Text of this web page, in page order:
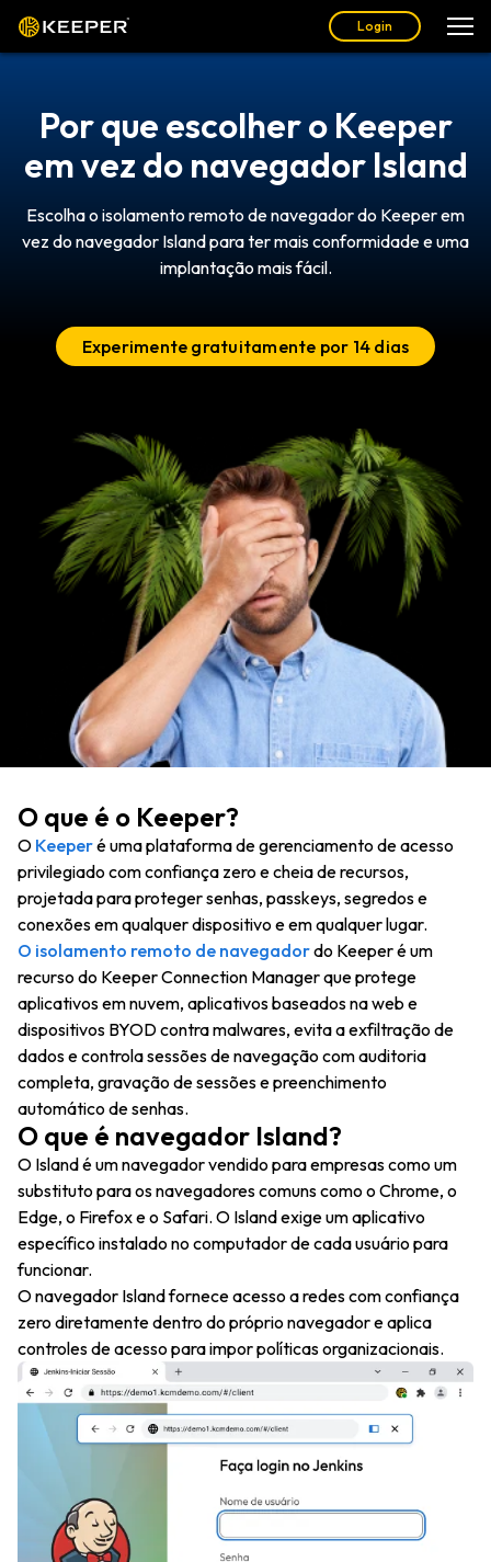
Login
Por que escolher o Keeper
em vez do navegador Island
Escolha o isolamento remoto de navegador do Keeper em
vez do navegador Island para ter mais conformidade e uma
implantação mais fácil.
Experimente gratuitamente por 14 dias
O que é o Keeper?
O Keeperé uma plataforma de gerenciamento de acesso
privilegiado com confiança zero e cheia de recursos,
projetada para proteger senhas, passkeys, segredos e
conexões em qualquer dispositivo e em qualquer lugar.
O isolamento remoto de navegadordo Keeper é um
recurso do Keeper Connection Manager que protege
aplicativos em nuvem, aplicativos baseados na web e
dispositivos BYOD contra malwares, evita a exfiltração de
dados e controla sessões de navegação com auditoria
completa, gravação de sessões e preenchimento
automático de senhas.
O que é navegador Island?
O Island é um navegador vendido para empresas como um
substituto para os navegadores comuns como o Chrome, o
Edge, o Firefox e o Safari. O Island exige um aplicativo
específico instalado no computador de cada usuário para
funcionar.
O navegador Island fornece acesso a redes com confiança
zero diretamente dentro do próprio navegador e aplica
controles de acesso para impor políticas organizacionais.